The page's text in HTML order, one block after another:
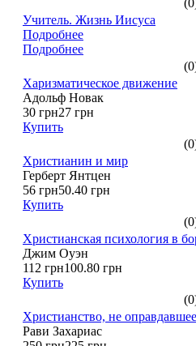
Учитель. Жизнь Иисуса
Подробнее
Подробнее
Харизматическое движение
Адольф Новак
30 грн27 грн
Купить
Христианин и мир
Герберт Янтцен
56 грн50.40 грн
Купить
Христианская психология в
Джим Оуэн
112 грн100.80 грн
Купить
Христианство, не
Рави Захариас